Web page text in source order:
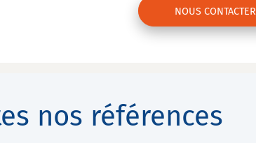
NOUS CONTACTER
nos références